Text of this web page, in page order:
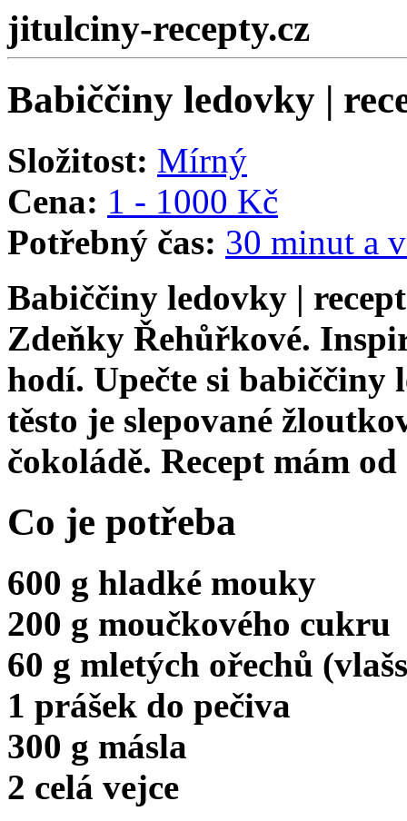
jitulciny-recepty.cz
Babiččiny ledovky |
Složitost: Mírný
Cena: 1 - 1000 Kč
Potřebný čas: 30 minut a
Babiččiny ledovky |
Zdeňky Řehůřkové.
hodí. Upečte si babiččiny
těsto je slepované
čokoládě. Recept mám
Co je potřeba
600 g hladké mouky
200 g moučkového cukru
60 g mletých ořechů
1 prášek do pečiva
300 g másla
2 celá vejce